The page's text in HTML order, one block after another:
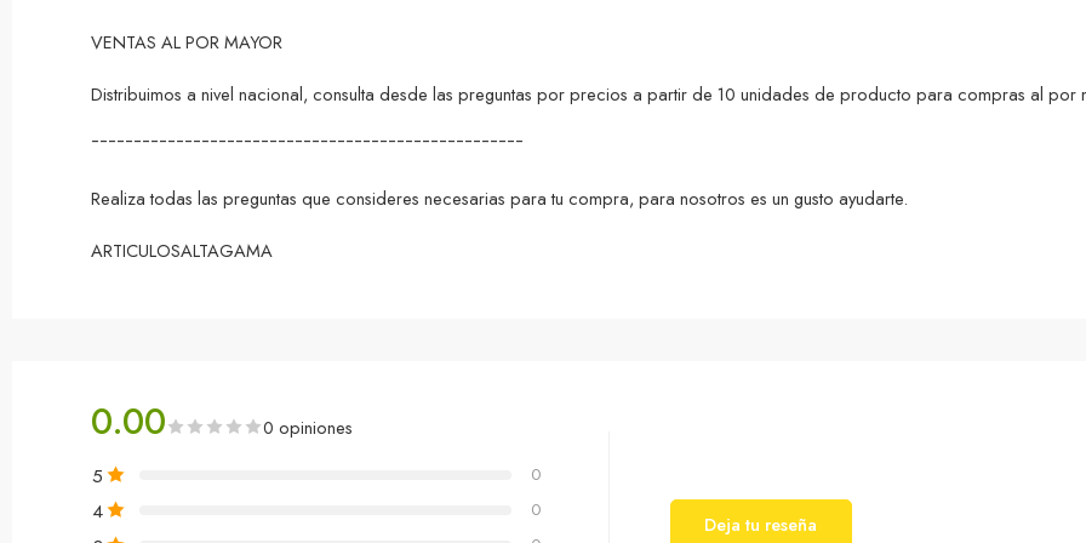
VENTAS AL POR MAYOR
Distribuimos a nivel nacional, consulta desde las preguntas por precios a partir de 10 unidades de producto para compras al por
¯¯¯¯¯¯¯¯¯¯¯¯¯¯¯¯¯¯¯¯¯¯¯¯¯¯¯¯¯¯¯¯¯¯¯¯¯¯¯¯¯¯¯¯¯¯¯¯¯¯¯
Realiza todas las preguntas que consideres necesarias para tu compra, para nosotros es un gusto ayudarte.
ARTICULOSALTAGAMA
0.00 0 opiniones
5 0
4 0
Deja tu reseña